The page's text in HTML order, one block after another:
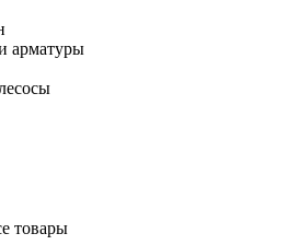
арматуры
товары